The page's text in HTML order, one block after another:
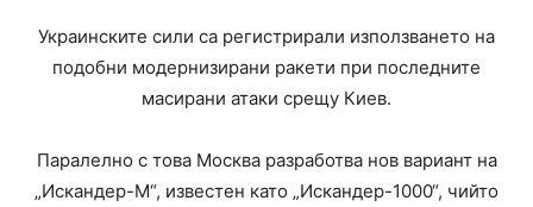
Украинските сили са регистрирали използването на
подобни модернизирани ракети при последните
масирани атаки срещу Киев.
Паралелно с това Москва разработва нов вариант на
„Искандер-М“, известен като „Искандер-1000“, чийто